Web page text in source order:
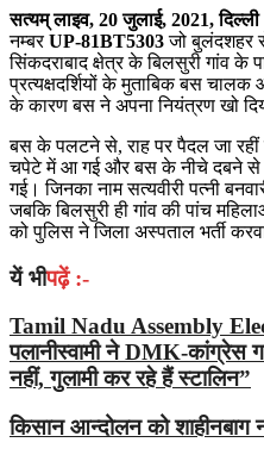
सत्यम् लाइव, 20 जुलाई, 2021,
नम्बरUP-81BT5303जो बुलंदशहर
सिंकदराबाद क्षेत्र के बिलसुरी गांव
प्रत्यक्षदर्शियों के मुताबिक बस चालक
के कारण बस ने अपना नियंत्रण खो
बस के पलटने से, राह पर पैदल जा रहीं
चपेटे में आ गई और बस के नीचे दबने से
गई। जिनका नाम सत्यवीरी पत्नी
जबकि बिलसुरी ही गांव की पांच
को पुलिस ने जिला अस्पताल भर्ती
यें भीपढ़ें :-
Tamil Nadu Assembly
पलानीस्वामी ने DMK-कांग्रेस
नहीं, गुलामी कर रहे हैं स्टालिन”
किसान आन्दोलन को